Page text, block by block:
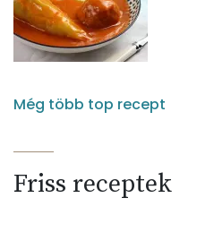
Még több top recept
Friss receptek